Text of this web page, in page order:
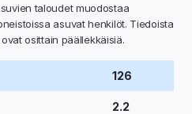
taloudet muodostaa
asuvat henkilöt. Tiedoista
osittain päällekkäisiä.
126
2.2